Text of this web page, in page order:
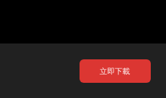
立即下載